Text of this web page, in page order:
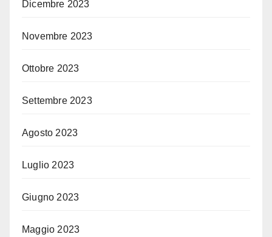
Dicembre 2023
Novembre 2023
Ottobre 2023
Settembre 2023
Agosto 2023
Luglio 2023
Giugno 2023
Maggio 2023